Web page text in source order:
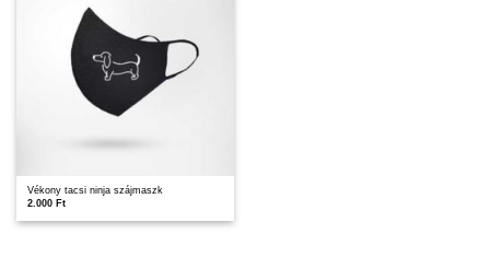
Vékony tacsi ninja szájmaszk
2.000 Ft